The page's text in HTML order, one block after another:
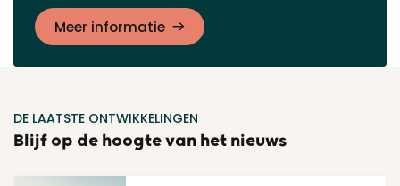
Meer informatie
DE LAATSTE ONTWIKKELINGEN
Blijf op de hoogte van het nieuws